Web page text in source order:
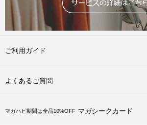
ご利用ガイド
よくあるご質問
マガハピ期間は全品10%OFF マガシークカード